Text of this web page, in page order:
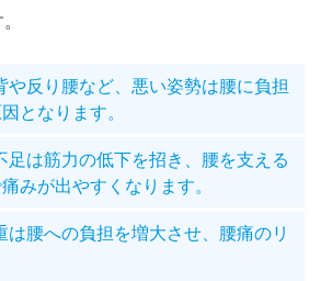
や反り腰など、悪い姿勢は腰に負担
となります。
足は筋力の低下を招き、腰を支える
みが出やすくなります。
は腰への負担を増大させ、腰痛のリ